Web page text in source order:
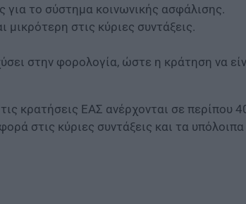
για το σύστημα κοινωνικής ασφάλισης.
στις κύριες συντάξεις.
στην φορολογία, ώστε η κράτηση να
κρατήσεις ΕΑΣ ανέρχονται σε περίπου
στις κύριες συντάξεις και τα